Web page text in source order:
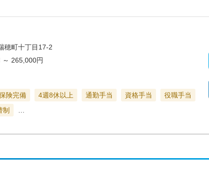
穂町十丁目17-2
～ 265,000円
険完備 4週8休以上 通勤手当 資格手当
役職手当
制